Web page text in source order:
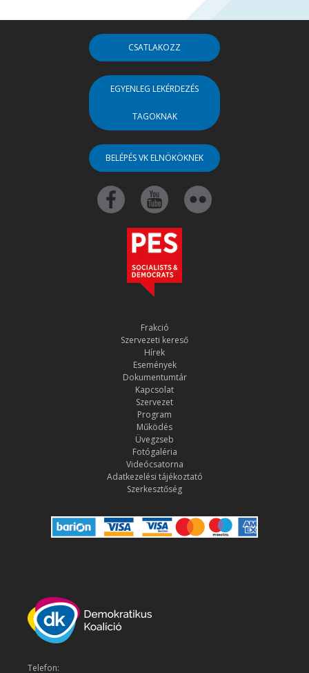
CSATLAKOZZ
EGYENLEG LEKÉRDEZÉS
TAGOKNAK
BELÉPÉS VK ELNÖKÖKNEK
Frakció
Szervezeti kereső
Hírek
Események
Dokumentumtár
Kapcsolat
Szervezet
Program
Működés
Üvegzseb
Fotógaléria
Videócsatorna
Adatkezelési tájékoztató
Szerkesztőség
Telefon: